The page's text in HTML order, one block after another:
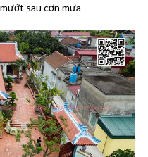
sau cơn mưa